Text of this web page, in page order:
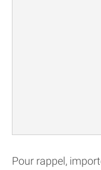
Pour rappel,